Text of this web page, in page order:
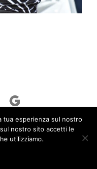
info@hcritalia.com| P.IVA:
|Cookie Policy
tua esperienza sul nostro
nostro sito accetti le
utilizziamo.